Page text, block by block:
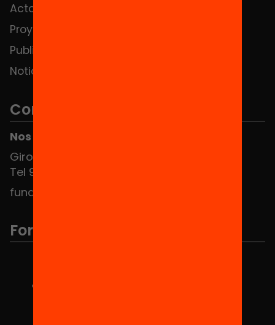
Actos
Proyectos
Publicaciones y vídeos
Noticias
Contacto
Nos puedes encontrar en el HUB Social
Girona 34, interior 08010 Barcelona
Tel 934 588 700
fundacio@equitat.org
Formamos parte de...